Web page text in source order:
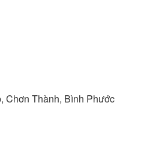
Chơn Thành, Bình Phước